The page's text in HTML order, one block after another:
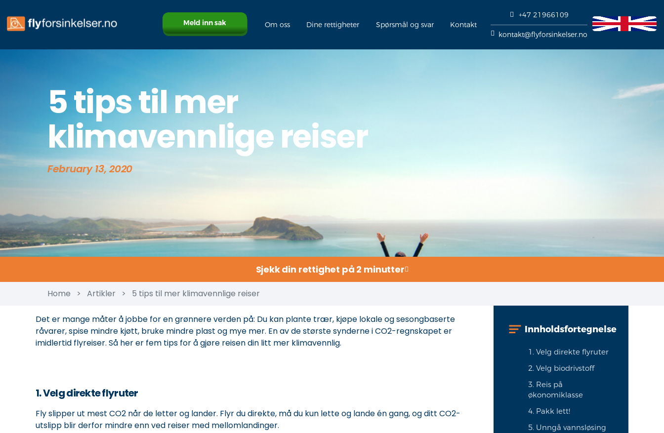
Meld inn sak Om oss Dine rettigheter Spørsmål og svar Kontakt
+47 21966109
kontakt@flyforsinkelser.no
5 tips til mer
klimavennlige reiser
February 13, 2020
Sjekk din rettighet på 2 minutter
Home > Artikler > 5 tips til mer klimavennlige reiser
Det er mange måter å jobbe for en grønnere verden på: Du kan plante trær, kjøpe lokale og sesongbaserte
råvarer, spise mindre kjøtt, bruke mindre plast og mye mer. En av de største synderne i CO2-regnskapet er
imidlertid flyreiser. Så her er fem tips for å gjøre reisen din litt mer klimavennlig.
1. Velg direkte flyruter
Fly slipper ut mest CO2 når de letter og lander. Flyr du direkte, må du kun lette og lande én gang, og ditt CO2-
utslipp blir derfor mindre enn ved reiser med mellomlandinger.
Innholdsfortegnelse
1. Velg direkte flyruter
2. Velg biodrivstoff
3. Reis på
økonomiklasse
4. Pakk lett!
5. Unngå vannsløsing